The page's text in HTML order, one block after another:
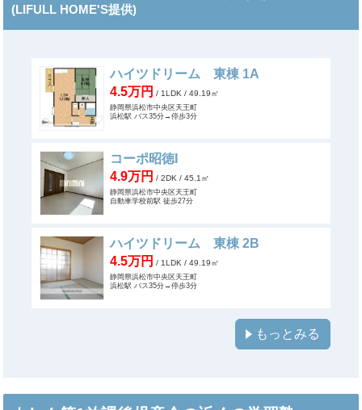
(LIFULL HOME'S提供)
ハイツドリーム 東棟 1A
4.5万円 / 1LDK / 49.19㎡
静岡県浜松市中央区天王町
浜松駅 バス35分→停歩3分
コーポ昭徳I
4.9万円 / 2DK / 45.1㎡
静岡県浜松市中央区天王町
自動車学校前駅 徒歩27分
ハイツドリーム 東棟 2B
4.5万円 / 1LDK / 49.19㎡
静岡県浜松市中央区天王町
浜松駅 バス35分→停歩3分
もっとみる